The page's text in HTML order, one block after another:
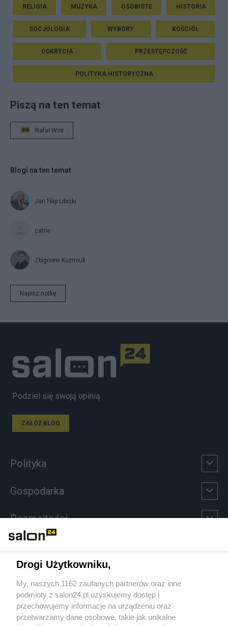
RELIGIA MUZYKA OSOBISTE HISTORIA
SOCJOLOGIA WYBORY KOŚCIÓŁ
ODKRYCIA PRZESTĘPCZOŚĆ
POLITYKA HISTORYCZNA
Piszą na ten temat
Rafał Woś
Blogi na ten temat
Jan Filip Libicki
catrw
Zbigniew Kuźmiuk
Napisz notkę
Podziel się swoją opinią
ZAŁÓŻ BLOG
Polityka
Gospodarka
Rozmaitości
Sport
Społeczeństwo
Drogi Użytkowniku,
My, naszych 1162 zaufanych partnerów oraz inne
podmioty z salon24.pl uzyskujemy dostęp i
przechowujemy informacje na urządzeniu oraz
przetwarzamy dane osobowe, takie jak unikalne